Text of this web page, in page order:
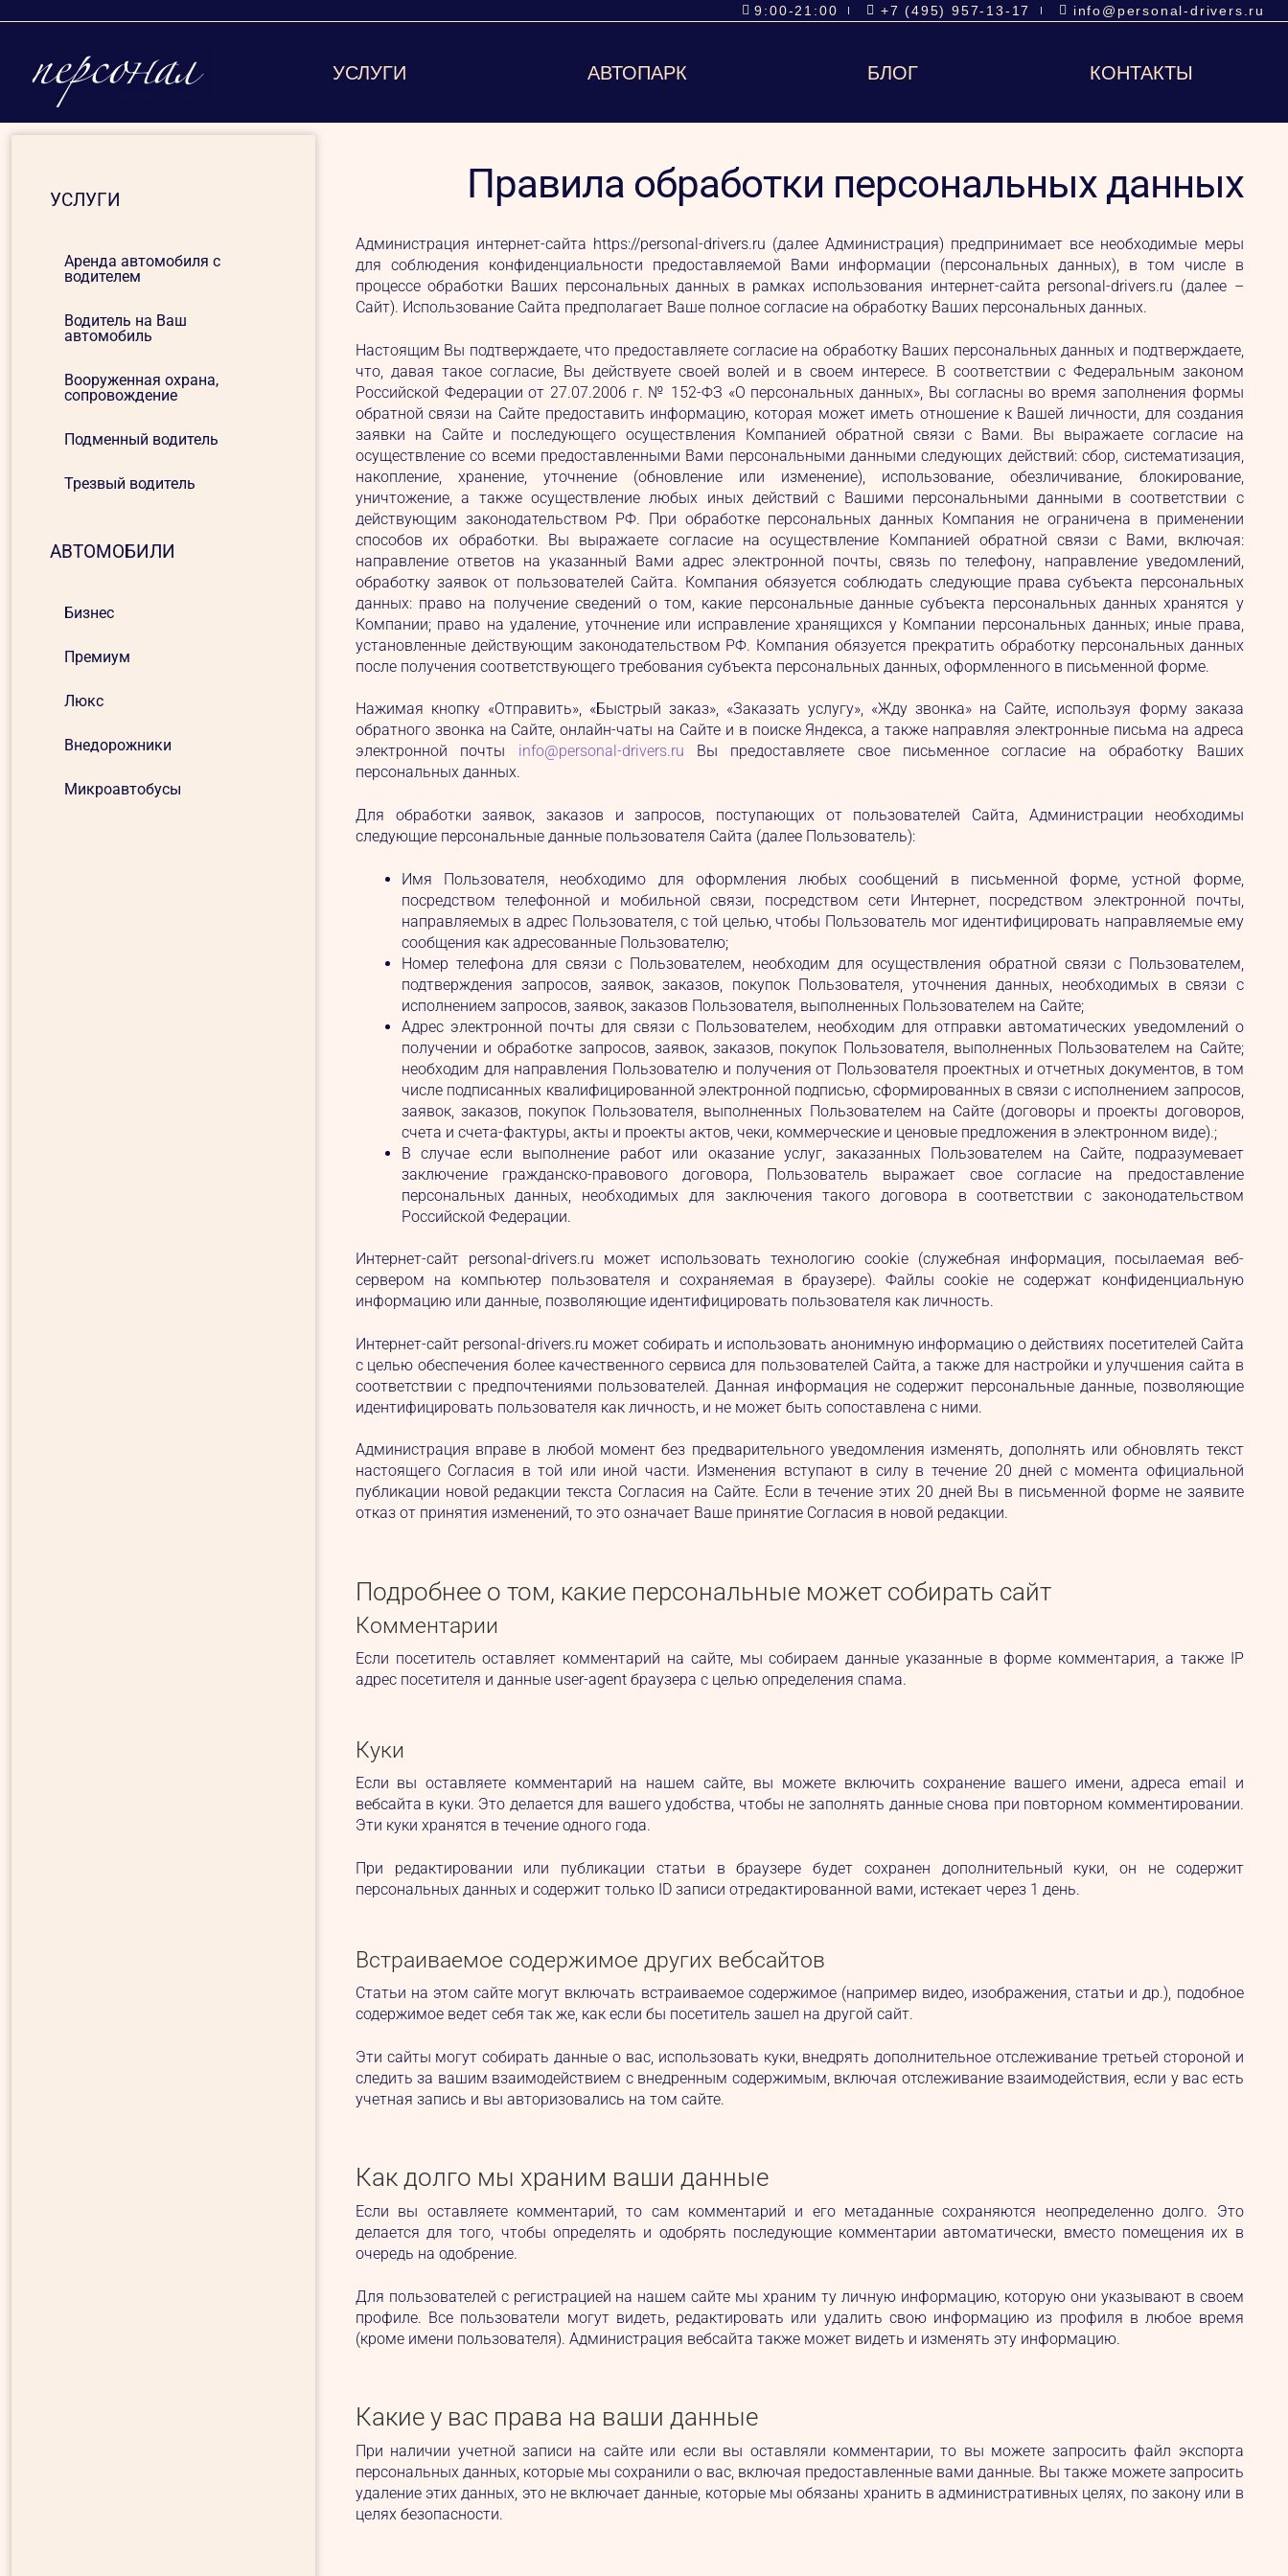
9:00-21:00 +7 (495) 957-13-17 info@personal-drivers.ru
УСЛУГИ АВТОПАРК БЛОГ КОНТАКТЫ
УСЛУГИ
Аренда автомобиля с
водителем
Водитель на Ваш
автомобиль
Вооруженная охрана,
сопровождение
Подменный водитель
Трезвый водитель
АВТОМОБИЛИ
Бизнес
Премиум
Люкс
Внедорожники
Микроавтобусы
Правила обработки персональных данных
Администрация интернет-сайта https://personal-drivers.ru (далее Администрация) предпринимает все необходимые меры
для соблюдения конфиденциальности предоставляемой Вами информации (персональных данных), в том числе в
процессе обработки Ваших персональных данных в рамках использования интернет-сайта personal-drivers.ru (далее –
Сайт). Использование Сайта предполагает Ваше полное согласие на обработку Ваших персональных данных.
Настоящим Вы подтверждаете, что предоставляете согласие на обработку Ваших персональных данных и подтверждаете,
что, давая такое согласие, Вы действуете своей волей и в своем интересе. В соответствии с Федеральным законом
Российской Федерации от 27.07.2006 г. № 152-ФЗ «О персональных данных», Вы согласны во время заполнения формы
обратной связи на Сайте предоставить информацию, которая может иметь отношение к Вашей личности, для создания
заявки на Сайте и последующего осуществления Компанией обратной связи с Вами. Вы выражаете согласие на
осуществление со всеми предоставленными Вами персональными данными следующих действий: сбор, систематизация,
накопление, хранение, уточнение (обновление или изменение), использование, обезличивание, блокирование,
уничтожение, а также осуществление любых иных действий с Вашими персональными данными в соответствии с
действующим законодательством РФ. При обработке персональных данных Компания не ограничена в применении
способов их обработки. Вы выражаете согласие на осуществление Компанией обратной связи с Вами, включая:
направление ответов на указанный Вами адрес электронной почты, связь по телефону, направление уведомлений,
обработку заявок от пользователей Сайта. Компания обязуется соблюдать следующие права субъекта персональных
данных: право на получение сведений о том, какие персональные данные субъекта персональных данных хранятся у
Компании; право на удаление, уточнение или исправление хранящихся у Компании персональных данных; иные права,
установленные действующим законодательством РФ. Компания обязуется прекратить обработку персональных данных
после получения соответствующего требования субъекта персональных данных, оформленного в письменной форме.
Нажимая кнопку «Отправить», «Быстрый заказ», «Заказать услугу», «Жду звонка» на Сайте, используя форму заказа
обратного звонка на Сайте, онлайн-чаты на Сайте и в поиске Яндекса, а также направляя электронные письма на адреса
электронной почты info@personal-drivers.ru Вы предоставляете свое письменное согласие на обработку Ваших
персональных данных.
Для обработки заявок, заказов и запросов, поступающих от пользователей Сайта, Администрации необходимы
следующие персональные данные пользователя Сайта (далее Пользователь):
Имя Пользователя, необходимо для оформления любых сообщений в письменной форме, устной форме,
посредством телефонной и мобильной связи, посредством сети Интернет, посредством электронной почты,
направляемых в адрес Пользователя, с той целью, чтобы Пользователь мог идентифицировать направляемые ему
сообщения как адресованные Пользователю;
Номер телефона для связи с Пользователем, необходим для осуществления обратной связи с Пользователем,
подтверждения запросов, заявок, заказов, покупок Пользователя, уточнения данных, необходимых в связи с
исполнением запросов, заявок, заказов Пользователя, выполненных Пользователем на Сайте;
Адрес электронной почты для связи с Пользователем, необходим для отправки автоматических уведомлений о
получении и обработке запросов, заявок, заказов, покупок Пользователя, выполненных Пользователем на Сайте;
необходим для направления Пользователю и получения от Пользователя проектных и отчетных документов, в том
числе подписанных квалифицированной электронной подписью, сформированных в связи с исполнением запросов,
заявок, заказов, покупок Пользователя, выполненных Пользователем на Сайте (договоры и проекты договоров,
счета и счета-фактуры, акты и проекты актов, чеки, коммерческие и ценовые предложения в электронном виде).;
В случае если выполнение работ или оказание услуг, заказанных Пользователем на Сайте, подразумевает
заключение гражданско-правового договора, Пользователь выражает свое согласие на предоставление
персональных данных, необходимых для заключения такого договора в соответствии с законодательством
Российской Федерации.
Интернет-сайт personal-drivers.ru может использовать технологию cookie (служебная информация, посылаемая веб-
сервером на компьютер пользователя и сохраняемая в браузере). Файлы cookie не содержат конфиденциальную
информацию или данные, позволяющие идентифицировать пользователя как личность.
Интернет-сайт personal-drivers.ru может собирать и использовать анонимную информацию о действиях посетителей Сайта
с целью обеспечения более качественного сервиса для пользователей Сайта, а также для настройки и улучшения сайта в
соответствии с предпочтениями пользователей. Данная информация не содержит персональные данные, позволяющие
идентифицировать пользователя как личность, и не может быть сопоставлена с ними.
Администрация вправе в любой момент без предварительного уведомления изменять, дополнять или обновлять текст
настоящего Согласия в той или иной части. Изменения вступают в силу в течение 20 дней с момента официальной
публикации новой редакции текста Согласия на Сайте. Если в течение этих 20 дней Вы в письменной форме не заявите
отказ от принятия изменений, то это означает Ваше принятие Согласия в новой редакции.
Подробнее о том, какие персональные может собирать сайт
Комментарии
Если посетитель оставляет комментарий на сайте, мы собираем данные указанные в форме комментария, а также IP
адрес посетителя и данные user-agent браузера с целью определения спама.
Куки
Если вы оставляете комментарий на нашем сайте, вы можете включить сохранение вашего имени, адреса email и
вебсайта в куки. Это делается для вашего удобства, чтобы не заполнять данные снова при повторном комментировании.
Эти куки хранятся в течение одного года.
При редактировании или публикации статьи в браузере будет сохранен дополнительный куки, он не содержит
персональных данных и содержит только ID записи отредактированной вами, истекает через 1 день.
Встраиваемое содержимое других вебсайтов
Статьи на этом сайте могут включать встраиваемое содержимое (например видео, изображения, статьи и др.), подобное
содержимое ведет себя так же, как если бы посетитель зашел на другой сайт.
Эти сайты могут собирать данные о вас, использовать куки, внедрять дополнительное отслеживание третьей стороной и
следить за вашим взаимодействием с внедренным содержимым, включая отслеживание взаимодействия, если у вас есть
учетная запись и вы авторизовались на том сайте.
Как долго мы храним ваши данные
Если вы оставляете комментарий, то сам комментарий и его метаданные сохраняются неопределенно долго. Это
делается для того, чтобы определять и одобрять последующие комментарии автоматически, вместо помещения их в
очередь на одобрение.
Для пользователей с регистрацией на нашем сайте мы храним ту личную информацию, которую они указывают в своем
профиле. Все пользователи могут видеть, редактировать или удалить свою информацию из профиля в любое время
(кроме имени пользователя). Администрация вебсайта также может видеть и изменять эту информацию.
Какие у вас права на ваши данные
При наличии учетной записи на сайте или если вы оставляли комментарии, то вы можете запросить файл экспорта
персональных данных, которые мы сохранили о вас, включая предоставленные вами данные. Вы также можете запросить
удаление этих данных, это не включает данные, которые мы обязаны хранить в административных целях, по закону или в
целях безопасности.